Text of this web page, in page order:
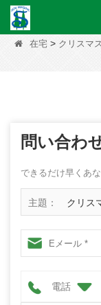
在宅 > クリスマ
問い合わ
できるだけ早くあ
主題： クリス
電話